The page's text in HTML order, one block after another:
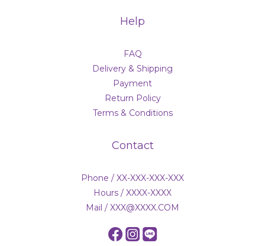
Help
FAQ
Delivery & Shipping
Payment
Return Policy
Terms & Conditions
Contact
Phone / XX-XXX-XXX-XXX
Hours / XXXX-XXXX
Mail / XXX@XXXX.COM